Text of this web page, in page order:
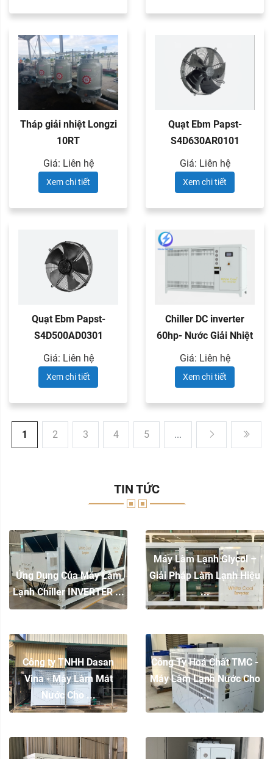
Tháp giải nhiệt Longzi
10RT
Giá: Liên hệ
Xem chi tiết
Quạt Ebm Papst-
S4D630AR0101
Giá: Liên hệ
Xem chi tiết
Quạt Ebm Papst-
S4D500AD0301
Giá: Liên hệ
Xem chi tiết
Chiller DC inverter
60hp- Nước Giải Nhiệt
Giá: Liên hệ
Xem chi tiết
1 2 3 4 5 ...
TIN TỨC
Ứng Dụng Của Máy Làm
Lạnh Chiller INVERTER ...
Máy Làm Lạnh Glycol –
Giải Pháp Làm Lạnh Hiệu
...
Công ty TNHH Dasan
Vina - Máy Làm Mát
Nước Cho ...
Công Ty Hoá Chất TMC -
Máy Làm Lạnh Nước Cho
...